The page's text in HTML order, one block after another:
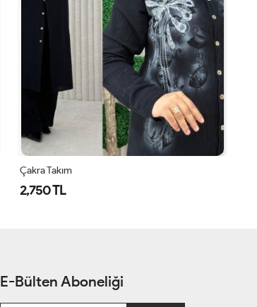
Çakra Takım
2,750 TL
E-Bülten Aboneliği